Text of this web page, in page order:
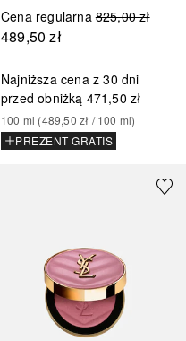
Cena regularna 825,00 zł
489,50 zł
Najniższa cena z 30 dni
przed obniżką 471,50 zł
100 ml (489,50 zł / 100 ml)
PREZENT GRATIS
+12